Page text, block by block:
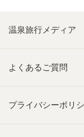
温泉旅行メディア
よくあるご質問
プライバシーポリ